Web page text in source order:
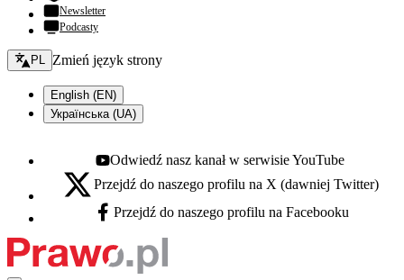
Newsletter
Podcasty
Zmień język - bieżący:
PL Zmień język strony
English (EN)
Українська (UA)
Youtube - otwiera się w nowej karcie
Odwiedź nasz kanał w serwisie YouTube
X - otwiera się w nowej karcie
Przejdź do naszego profilu na X (dawniej Twitter)
Facebook - otwiera się w nowej karcie
Przejdź do naszego profilu na Facebooku